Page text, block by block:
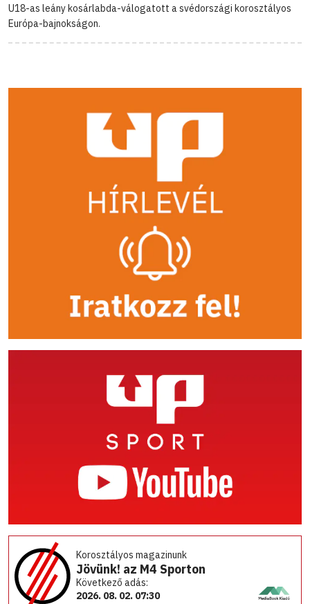
U18-as leány kosárlabda-válogatott a svédországi korosztályos
Európa-bajnokságon.
Korosztályos magazinunk
Jövünk! az M4 Sporton
Következő adás:
2026. 08. 02. 07:30